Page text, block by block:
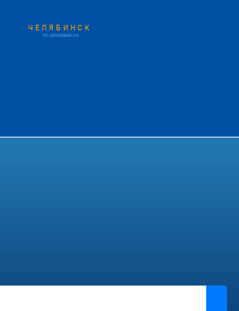
ЧЕЛЯБИНСК
УЛ. ЦИНКОВАЯ, 2-А